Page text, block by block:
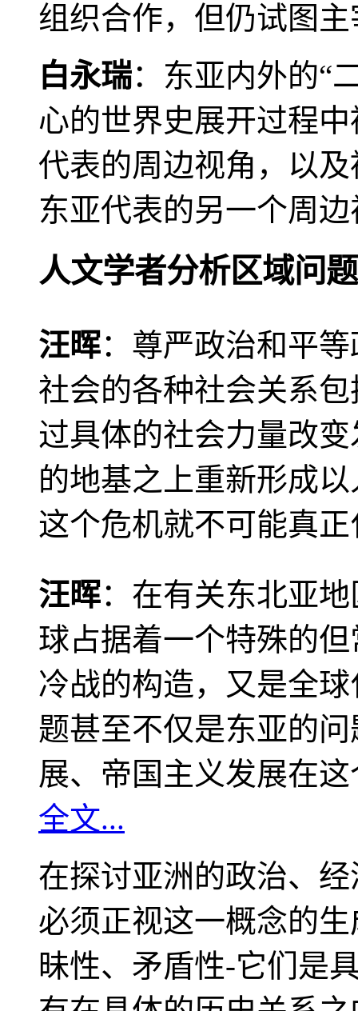
组织合作，但仍试图
白永瑞：东亚内外的“
心的世界史展开过程
代表的周边视角，以
东亚代表的另一个周
人文学者分析区域问题
汪晖：尊严政治和平
社会的各种社会关系
过具体的社会力量改
的地基之上重新形成
这个危机就不可能真
汪晖：在有关东北亚
球占据着一个特殊的
冷战的构造，又是全
题甚至不仅是东亚的
展、帝国主义发展在
全文...
在探讨亚洲的政治、
必须正视这一概念的
昧性、矛盾性-它们是